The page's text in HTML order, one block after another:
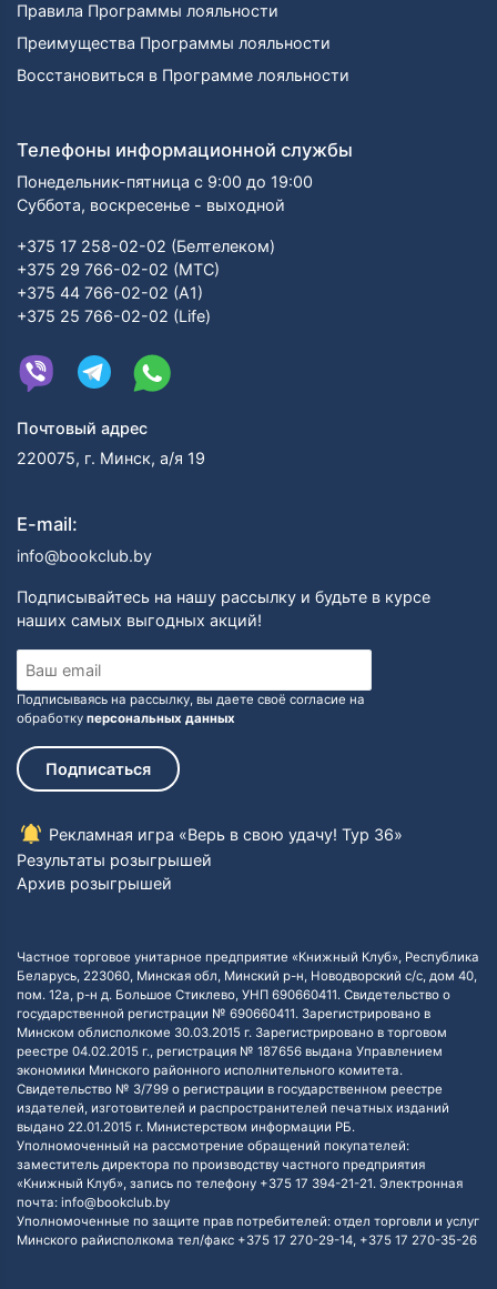
Правила Программы лояльности
Преимущества Программы лояльности
Восстановиться в Программе лояльности
Телефоны информационной службы
Понедельник-пятница с 9:00 до 19:00
Суббота, воскресенье - выходной
+375 17 258-02-02 (Белтелеком)
+375 29 766-02-02 (МТС)
+375 44 766-02-02 (А1)
+375 25 766-02-02 (Life)
Почтовый адрес
220075, г. Минск, а/я 19
E-mail:
info@bookclub.by
Подписывайтесь на нашу рассылку и будьте в курсе
наших самых выгодных акций!
Подписываясь на рассылку, вы даете своё согласие на
обработку персональных данных
Подписаться
Рекламная игра «Верь в свою удачу! Тур 36»
Результаты розыгрышей
Архив розыгрышей
Частное торговое унитарное предприятие «Книжный Клуб», Республика
Беларусь, 223060, Минская обл, Минский р-н, Новодворский с/с, дом 40,
пом. 12а, р-н д. Большое Стиклево, УНП 690660411. Свидетельство о
государственной регистрации № 690660411. Зарегистрировано в
Минском облисполкоме 30.03.2015 г. Зарегистрировано в торговом
реестре 04.02.2015 г., регистрация № 187656 выдана Управлением
экономики Минского районного исполнительного комитета.
Свидетельство № 3/799 о регистрации в государственном реестре
издателей, изготовителей и распространителей печатных изданий
выдано 22.01.2015 г. Министерством информации РБ.
Уполномоченный на рассмотрение обращений покупателей:
заместитель директора по производству частного предприятия
«Книжный Клуб», запись по телефону +375 17 394-21-21. Электронная
почта: info@bookclub.by
Уполномоченные по защите прав потребителей: отдел торговли и услуг
Минского райисполкома тел/факс +375 17 270-29-14, +375 17 270-35-26